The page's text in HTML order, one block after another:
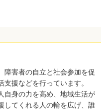
障害者の自立と社会参加を促
援などを行っています。
自身の力を高め、地域生活が
してくれる人の輪を広げ、誰